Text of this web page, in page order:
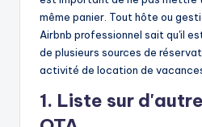
même panier. Tout hôte ou
Airbnb professionnel sait qu'il
de plusieurs sources de
activité de location de
1. Liste sur